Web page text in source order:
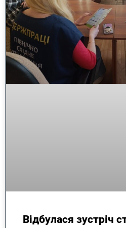
Відбулася зустріч